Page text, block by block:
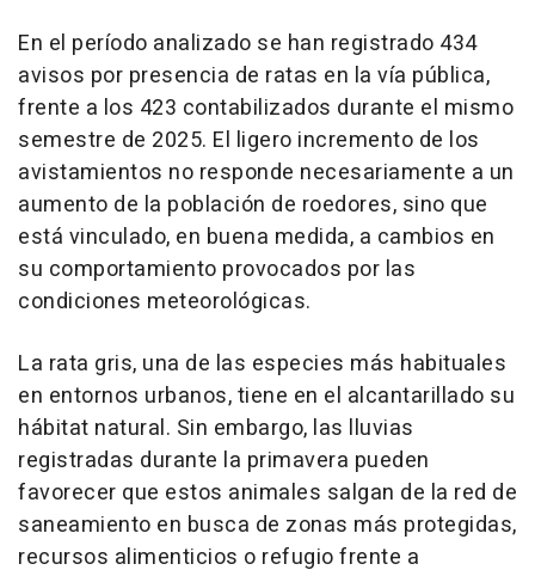
En el período analizado se han registrado 434
avisos por presencia de ratas en la vía pública,
frente a los 423 contabilizados durante el mismo
semestre de 2025. El ligero incremento de los
avistamientos no responde necesariamente a un
aumento de la población de roedores, sino que
está vinculado, en buena medida, a cambios en
su comportamiento provocados por las
condiciones meteorológicas.
La rata gris, una de las especies más habituales
en entornos urbanos, tiene en el alcantarillado su
hábitat natural. Sin embargo, las lluvias
registradas durante la primavera pueden
favorecer que estos animales salgan de la red de
saneamiento en busca de zonas más protegidas,
recursos alimenticios o refugio frente a